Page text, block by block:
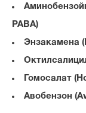
PABA)
Энзакамена
Гомосалат
Авобензон